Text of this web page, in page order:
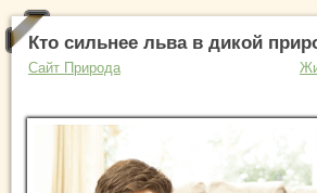
Кто сильнее льва в дикой
Сайт Природа